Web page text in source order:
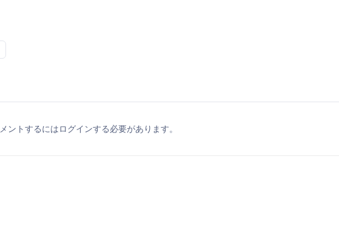
ントするにはログインする必要があります。